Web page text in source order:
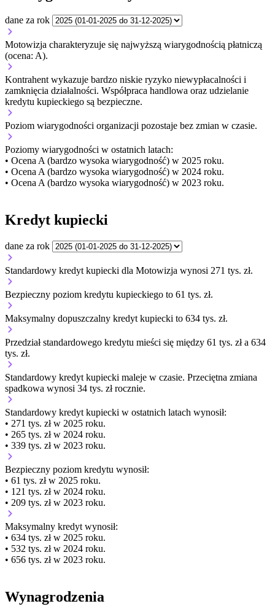
dane za rok
Motowizja charakteryzuje się najwyższą wiarygodnością płatniczą
(ocena: A).
Kontrahent wykazuje bardzo niskie ryzyko niewypłacalności i
zamknięcia działalności. Współpraca handlowa oraz udzielanie
kredytu kupieckiego są bezpieczne.
Poziom wiarygodności organizacji pozostaje bez zmian w czasie.
Poziomy wiarygodności w ostatnich latach:
• Ocena A (bardzo wysoka wiarygodność) w 2025 roku.
• Ocena A (bardzo wysoka wiarygodność) w 2024 roku.
• Ocena A (bardzo wysoka wiarygodność) w 2023 roku.
Kredyt kupiecki
dane za rok
Standardowy kredyt kupiecki dla Motowizja wynosi 271 tys. zł.
Bezpieczny poziom kredytu kupieckiego to 61 tys. zł.
Maksymalny dopuszczalny kredyt kupiecki to 634 tys. zł.
Przedział standardowego kredytu mieści się między 61 tys. zł a 634
tys. zł.
Standardowy kredyt kupiecki maleje w czasie. Przeciętna zmiana
spadkowa wynosi 34 tys. zł rocznie.
Standardowy kredyt kupiecki w ostatnich latach wynosił:
• 271 tys. zł w 2025 roku.
• 265 tys. zł w 2024 roku.
• 339 tys. zł w 2023 roku.
Bezpieczny poziom kredytu wynosił:
• 61 tys. zł w 2025 roku.
• 121 tys. zł w 2024 roku.
• 209 tys. zł w 2023 roku.
Maksymalny kredyt wynosił:
• 634 tys. zł w 2025 roku.
• 532 tys. zł w 2024 roku.
• 656 tys. zł w 2023 roku.
Wynagrodzenia